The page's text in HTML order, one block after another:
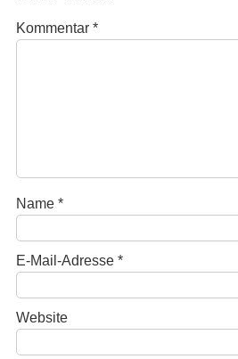
Kommentar *
Name *
E-Mail-Adresse *
Website